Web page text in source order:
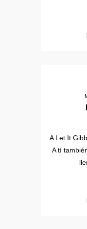
A Let It
A tí